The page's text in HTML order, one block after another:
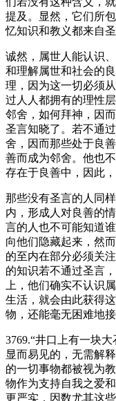
提及。显然，它们所
忆知识和教义都来自圣
诚然，属世人能认识
和理解属世和社会的
理，因为这一切必须
过人人都拥有的理性
邻舍，如何拜神，因
圣言知晓了。若不通
舍，因而那些处于良
善而成为邻舍。他也
存在于良善中，因此
那些没有圣言的人同
内，形成人对良善的
言的人也不可能知道
向他们隐藏起来，然
的至内在部分必须关
的知识若不通过圣言
上，他们确实不认识
生活，就会由此获得
物，还能毫无困难地接
3769.“井口上有一块
显而易见的，无需解
的一切事物都被视为
物作为支持自我之爱
更严实，因数尤其这